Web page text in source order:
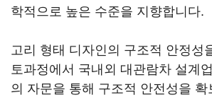
학적으로 높은 수준을 지향합니다.
고리 형태 디자인의 구조적 안정성
토과정에서 국내외 대관람차 설계
의 자문을 통해 구조적 안전성을